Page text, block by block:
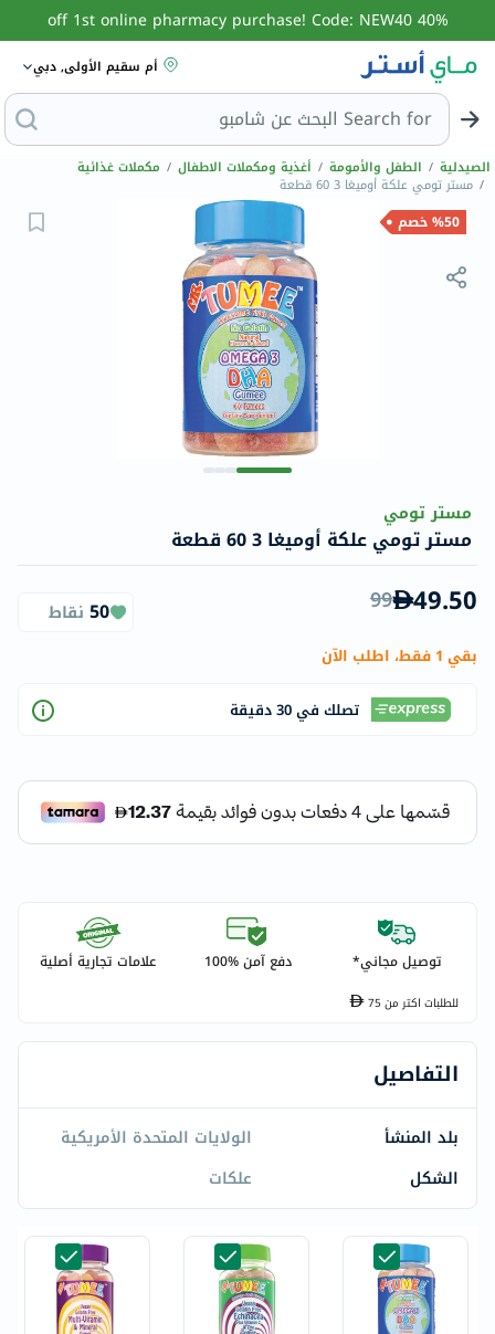
40% off 1st online pharmacy purchase! Code: NEW40
أم سقيم الأولى, دبي
Search for البحث عن
الصيدلية / الطفل والأمومة / أغذية ومكملات الاطفال / مكملات غذائية
/ مستر تومي علكة أوميغا 3 60 قطعة
%50 خصم
مستر تومي
مستر تومي علكة أوميغا 3 60 قطعة
49.50
99
50 نقاط
بقي 1 فقط، اطلب الآن
تصلك في 30 دقيقة
توصيل مجاني* دفع آمن %100 علامات تجارية أصلية
للطلبات اكتر من75
التفاصيل
بلد المنشأ
الولايات المتحدة الأمريكية
الشكل
علكات